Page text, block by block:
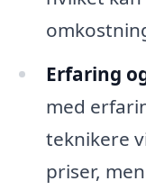
Erfaring
med
teknikere
priser,